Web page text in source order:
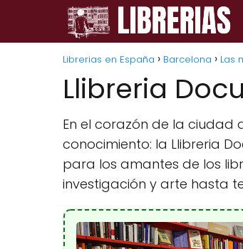
Librerias en España Barcelona Las
Llibreria
En el corazón de la
conocimiento: la Llibreria
para los amantes de los
investigación y arte hasta